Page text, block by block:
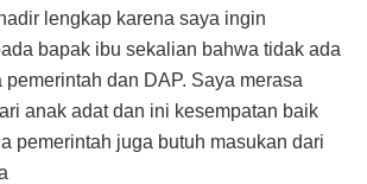
lengkap karena saya ingin
bapak ibu sekalian bahwa tidak ada
pemerintah dan DAP. Saya merasa
anak adat dan ini kesempatan baik
pemerintah juga butuh masukan dari